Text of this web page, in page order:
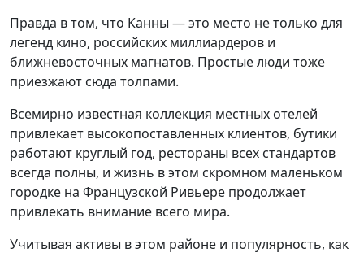
Правда в том, что Канны — это место не только для
легенд кино, российских миллиардеров и
ближневосточных магнатов. Простые люди тоже
приезжают сюда толпами.
Всемирно известная коллекция местных отелей
привлекает высокопоставленных клиентов, бутики
работают круглый год, рестораны всех стандартов
всегда полны, и жизнь в этом скромном маленьком
городке на Французской Ривьере продолжает
привлекать внимание всего мира.
Учитывая активы в этом районе и популярность, как